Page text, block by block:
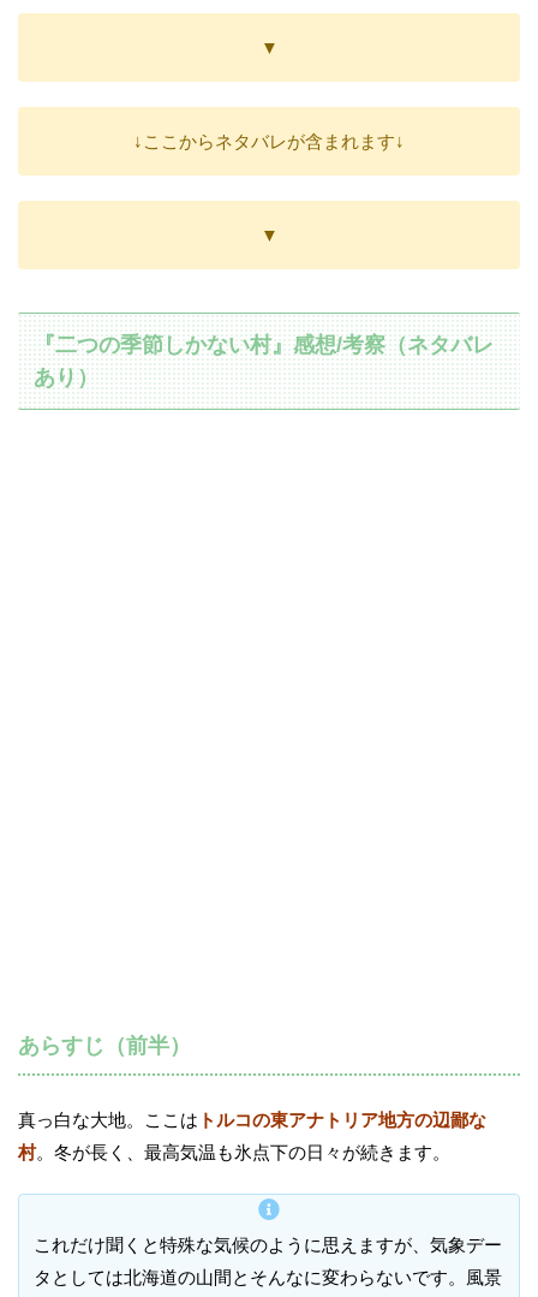
▼
↓ここからネタバレが含まれます↓
▼
『二つの季節しかない村』感想/考察（ネタバレ
あり）
あらすじ（前半）
真っ白な大地。ここは トルコの東アナトリア地方の辺鄙な
村。冬が長く、最高気温も氷点下の日々が続きます。
これだけ聞くと特殊な気候のように思えますが、気象デー
タとしては北海道の山間とそんなに変わらないです。風景